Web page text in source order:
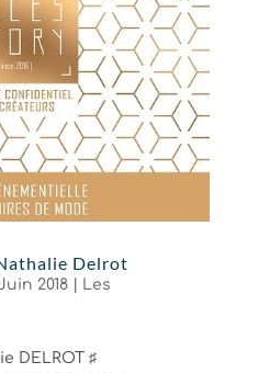
Delrot
2018| Les
DELROT ♯